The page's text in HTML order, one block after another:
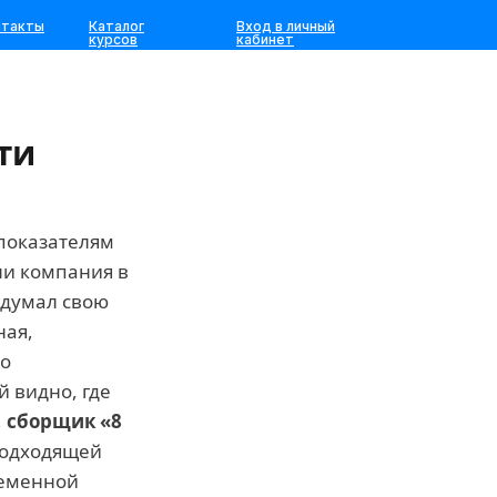
Каталог
курсов
Вход в личный
кабинет
компания в
свою
видно, где
сборщик «8